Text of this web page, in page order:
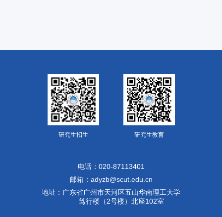
研究生招生 研究生教育
电话：020-87113401
邮箱：adyzb@scut.edu.cn
地址：广东省广州市天河区五山华南理工大学
笃行楼（2号楼）北座102室